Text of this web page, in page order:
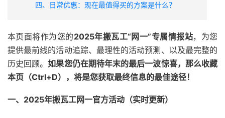
四、日常优惠：现在最值得买的方案是什么？
本页面将作为您的2025年搬瓦工“网一”专属情报站，为您
提供最前线的活动追踪、最理性的活动预测、以及最完整的
历史回顾。如果您仍在期待年末的最后一波惊喜，那么收藏
本页（Ctrl+D），将是您获取最终信息的最佳途径！
一、2025年搬瓦工网一官方活动（实时更新）